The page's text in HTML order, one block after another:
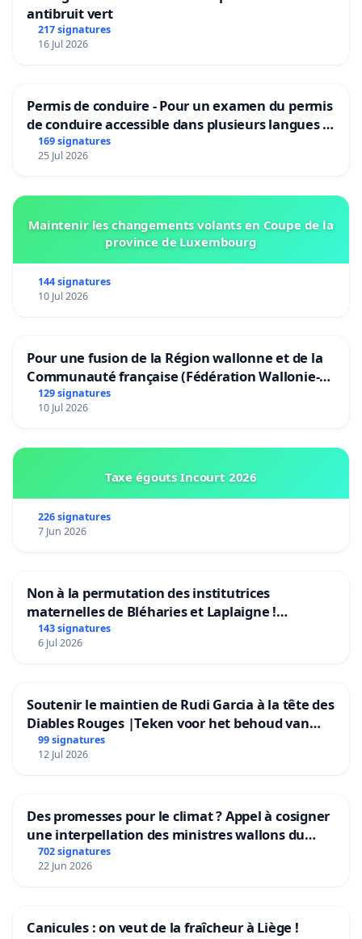
antibruit vert
217 signatures
16 Jul 2026
Permis de conduire - Pour un examen du permis
de conduire accessible dans plusieurs langues à
Bruxelles
169 signatures
25 Jul 2026
Maintenir les changements volants en Coupe de la
province de Luxembourg
144 signatures
10 Jul 2026
Pour une fusion de la Région wallonne et de la
Communauté française (Fédération Wallonie-
Bruxelles)
129 signatures
10 Jul 2026
Taxe égouts Incourt 2026
226 signatures
7 Jun 2026
Non à la permutation des institutrices
maternelles de Bléharies et Laplaigne !
Préservons la stabilité de nos enfants.
143 signatures
6 Jul 2026
Soutenir le maintien de Rudi Garcia à la tête des
Diables Rouges |Teken voor het behoud van
Rudi Garcia als bondscoach
99 signatures
12 Jul 2026
Des promesses pour le climat ? Appel à cosigner
une interpellation des ministres wallons du
climat et de l’environnement.
702 signatures
22 Jun 2026
Canicules : on veut de la fraîcheur à Liège !